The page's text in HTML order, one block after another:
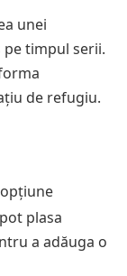
unei
timpul serii.
de refugiu.
plasa
a adăuga o